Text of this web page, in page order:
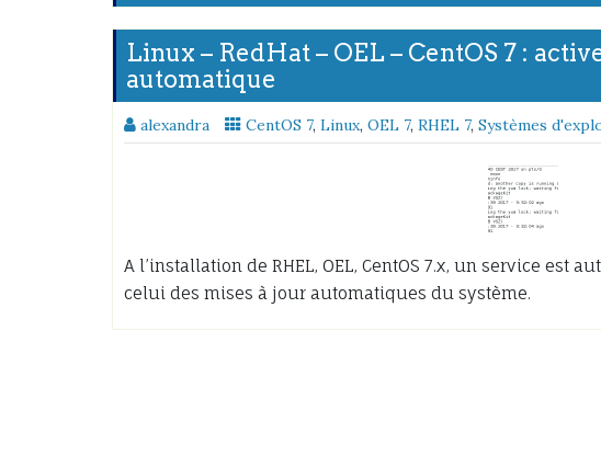
Linux – RedHat – OEL – CentOS 7 :
automatique
alexandra CentOS 7, Linux, OEL 7, RHEL 7, Systèmes
A l’installation de RHEL, OEL, CentOS 7.x, un service est
celui des mises à jour automatiques du système.